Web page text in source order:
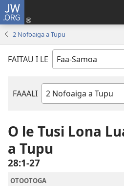
JW.ORG
2 Nofoaiga a Tupu
FAITAU I LE
FAAALI
Tusi
le
Tusi
Paia
O le Tusi Lona
a Tupu
28:1-27
OTOOTOGA